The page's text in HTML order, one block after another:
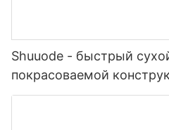
Shuuode - быстрый
покрасоваемой
герметик силиконовый